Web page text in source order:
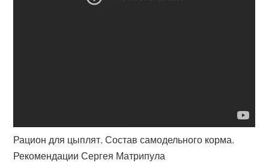
Рацион для цыплят. Состав самодельного корма.
Рекомендации Сергея Матрипула